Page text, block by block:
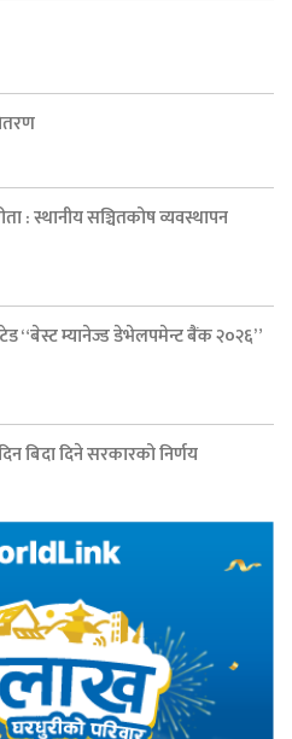
: स्थानीय सञ्चितकोष व्यवस्थापन
“बेस्ट म्यानेज्ड डेभेलपमेन्ट बैंक २०२६”
बिदा दिने सरकारको निर्णय